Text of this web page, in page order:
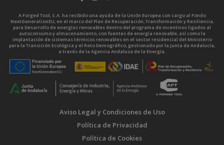
A Forged Tool, S.A. ha recibido una ayuda de la Unión Europea con cargo al Fondo
NextGenerationEU, en el marco del Plan de Recuperación, Transformación y Resiliencia,
para Desarrollo de energías renovables dentro del programa de incentivos ligados al
autoconsumo y almacenamiento, con fuentes de energía renovable, así como la
implantación de sistemas térmicos renovables en el sector residencial del Ministerio
para la Transición Ecológica y el Reto Demográfico, gestionado por la Junta de Andalucía,
a través de la Agencia Andaluza de la Energía.
Aviso Legal y Condiciones de Uso
Política de Privacidad
Política de Cookies